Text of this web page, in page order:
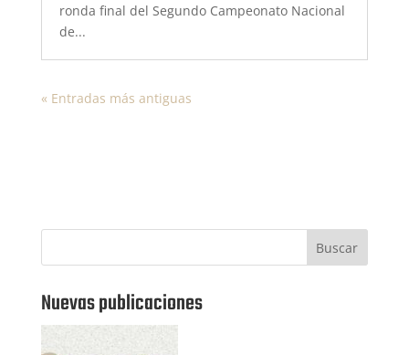
ronda final del Segundo Campeonato Nacional
de...
« Entradas más antiguas
Buscar
Nuevas publicaciones